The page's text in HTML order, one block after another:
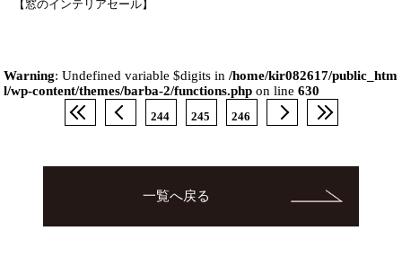
【窓のインテリアセール】
Warning: Undefined variable $digits in/home/kir082617/public_htm
l/wp-content/themes/barba-2/functions.php on line630
244 245 246
一覧へ戻る